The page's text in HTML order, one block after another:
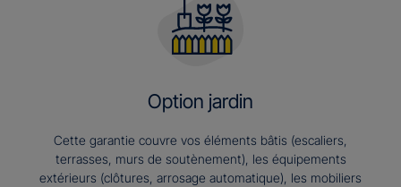
Option jardin
Cette garantie couvre vos éléments bâtis (escaliers,
terrasses, murs de soutènement), les équipements
extérieurs (clôtures, arrosage automatique), les mobiliers